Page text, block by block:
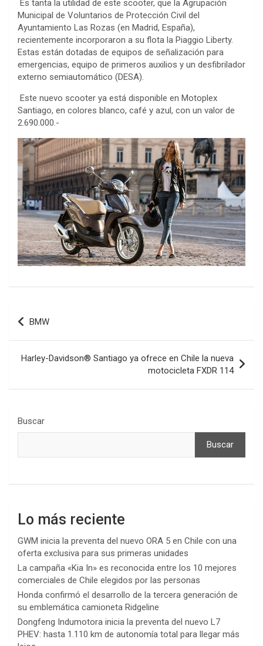
Es tanta la utilidad de este scooter, que la Agrupación
Municipal de Voluntarios de Protección Civil del
Ayuntamiento Las Rozas (en Madrid, España),
recientemente incorporaron a su flota la Piaggio Liberty.
Estas están dotadas de equipos de señalización para
emergencias, equipo de primeros auxilios y un desfibrilador
externo semiautomático (DESA).
Este nuevo scooter ya está disponible en Motoplex
Santiago, en colores blanco, café y azul, con un valor de
2.690.000.-
Navegación
de
entradas
BMW
Harley-Davidson® Santiago ya ofrece en Chile la nueva
motocicleta FXDR 114
Buscar
Buscar
Lo más reciente
GWM inicia la preventa del nuevo ORA 5 en Chile con una
oferta exclusiva para sus primeras unidades
La campaña «Kia In» es reconocida entre los 10 mejores
comerciales de Chile elegidos por las personas
Honda confirmó el desarrollo de la tercera generación de
su emblemática camioneta Ridgeline
Dongfeng Indumotora inicia la preventa del nuevo L7
PHEV: hasta 1.110 km de autonomía total para llegar más